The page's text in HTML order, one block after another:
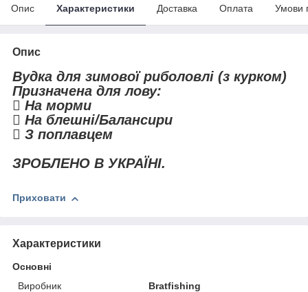
Опис Характеристики Доставка Оплата Умови
Опис
Вудка для зимової риболовлі (з курком)
Призначена для лову:
 На морми
 На блешні/Балансири
 З поплавцем
ЗРОБЛЕНО В УКРАЇНІ.
Приховати
Характеристики
Основні
Виробник
Bratfishing